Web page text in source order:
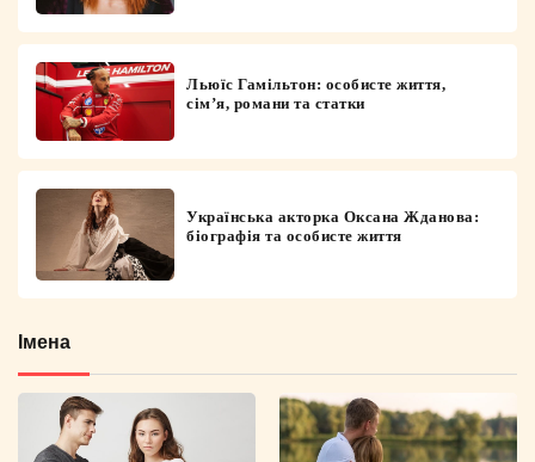
Льюїс Гамільтон: особисте життя,
сім’я, романи та статки
Українська акторка Оксана Жданова:
біографія та особисте життя
Імена